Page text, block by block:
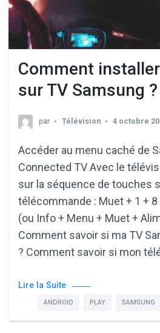
Comment
sur TV Samsung ?
par Télévision 4 octobre
Accéder au menu caché de
Connected TV Avec le
sur la séquence de touches
télécommande : Muet + 1 +
(ou Info + Menu + Muet +
Comment savoir si ma TV
? Comment savoir si mon
Lire la Suite
ANDROID PLAY SAMSUNG